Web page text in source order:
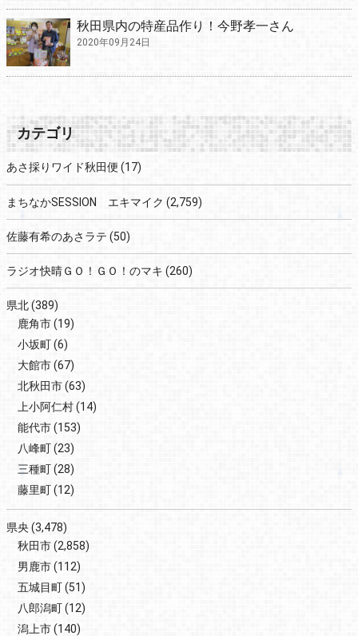
秋田県内の特産品作り！今野孝一さん
2020年09月24日
カテゴリ
あさ採りワイド秋田便 (17)
まちなかSESSION エキマイク (2,759)
佐藤有希のあさラテ (50)
ラジオ快晴ＧＯ！ＧＯ！のマキ (260)
県北(389)
鹿角市(19)
小坂町(6)
大館市(67)
北秋田市(63)
上小阿仁村(14)
能代市(153)
八峰町(23)
三種町(28)
藤里町(12)
県央 (3,478)
秋田市(2,858)
男鹿市(112)
五城目町(51)
八郎潟町(12)
潟上市(140)